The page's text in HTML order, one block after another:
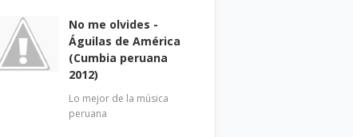
No me olvides -
Águilas de América
(Cumbia peruana
2012)
Lo mejor de la música
peruana